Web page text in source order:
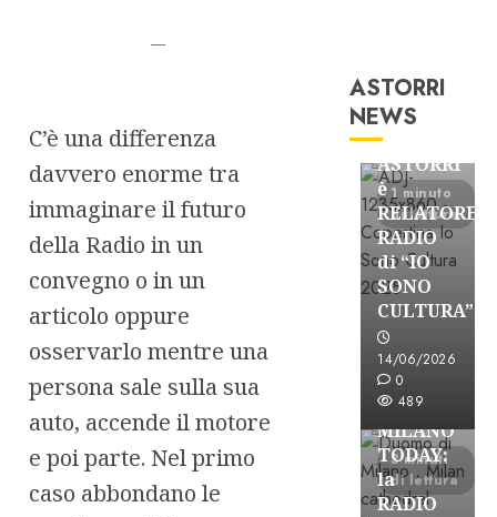
—
C’è una differenza
davvero enorme tra
immaginare il futuro
della Radio in un
convegno o in un
articolo oppure
osservarlo mentre una
persona sale sulla sua
auto, accende il motore
e poi parte. Nel primo
caso abbondano le
ASTORRI
NEWS
1 minuto
di lettura
Astorri News
ASTORRI
è
RELATORE
RADIO
di “IO
SONO
CULTURA”
14/06/2026
0
489
3 minuti
di lettura
FREE
ASTORRI
a
MILANO
TODAY:
la
RADIO